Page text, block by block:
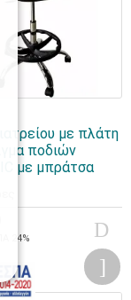
με πλάτη
ποδιών
με μπράτσα
24%